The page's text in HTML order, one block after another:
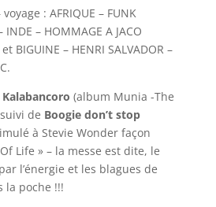
: AFRIQUE – FUNK
INDE – HOMMAGE A JACO
BIGUINE – HENRI SALVADOR –
Kalabancoro (album Munia -The
de Boogie don’t stop
à Stevie Wonder façon
Life » – la messe est dite, le
l’énergie et les blagues de
la poche !!!